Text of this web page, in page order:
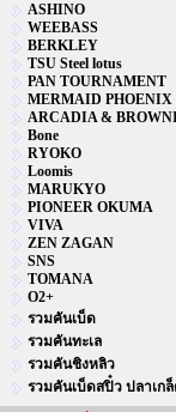
ASHINO
WEEBASS
BERKLEY
TSU Steel lotus
PAN TOURNAMENT
MERMAID PHOENIX
ARCADIA &
Bone
RYOKO
Loomis
MARUKYO
PIONEER OKUMA
VIVA
ZEN ZAGAN
SNS
TOMANA
O2+
รวมคันเบ็ด
รวมคันทะเล
รวมคันชิงหลิว
รวมคันเบ็ดสปิ๋ว ปลาเก